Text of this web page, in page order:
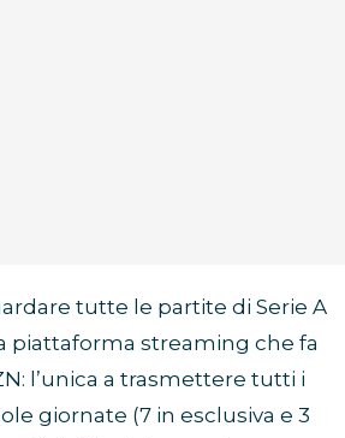
tutte le partite di Serie A
piattaforma streaming che fa
l’unica a trasmettere tutti i
giornate (7 in esclusiva e 3